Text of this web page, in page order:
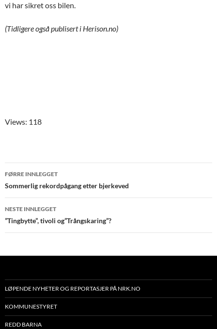
vi har sikret oss bilen.
(Tidligere også publisert i Herison.no)
Views: 118
Innleggsnavigering
FØRRE INNLEGGET
Sommerlig rekordpågang etter bjerkeved
NESTE INNLEGGET
”Tingbytte”, tivoli og”Trångskaring”?
LØPENDE NYHETER OG REPORTASJER PÅ NRK.NO
KOMMUNESTYRET
REDD BARNA